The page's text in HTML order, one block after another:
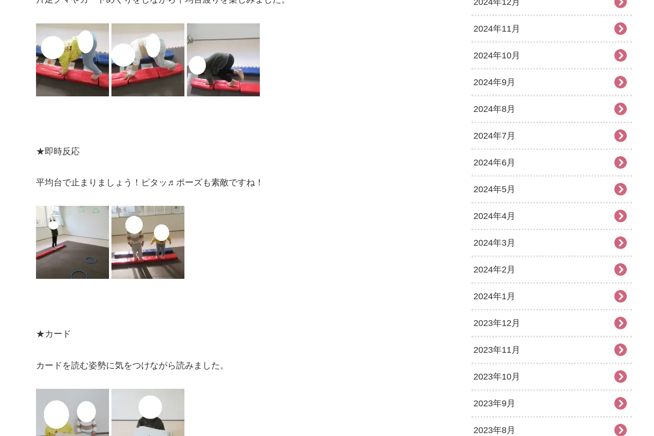
★即時反応
平均台で止まりましょう！ピタッ♬ポーズも素敵ですね！
★カード
カードを読む姿勢に気をつけながら読みました。
2024年12月
2024年11月
2024年10月
2024年9月
2024年8月
2024年7月
2024年6月
2024年5月
2024年4月
2024年3月
2024年2月
2024年1月
2023年12月
2023年11月
2023年10月
2023年9月
2023年8月